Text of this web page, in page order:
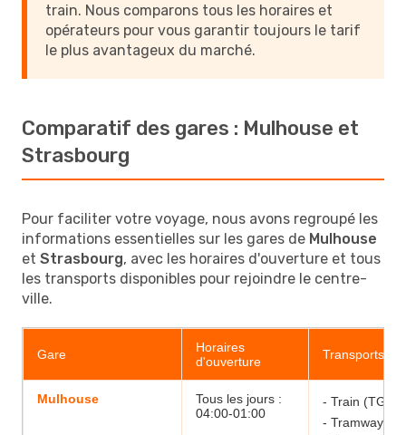
train. Nous comparons tous les horaires et
opérateurs pour vous garantir toujours le tarif
le plus avantageux du marché.
Comparatif des gares : Mulhouse et
Strasbourg
Pour faciliter votre voyage, nous avons regroupé les
informations essentielles sur les gares de Mulhouse
et Strasbourg, avec les horaires d'ouverture et tous
les transports disponibles pour rejoindre le centre-
ville.
Gare
Horaires
d'ouverture
Transports en
Mulhouse
Tous les jours :
04:00-01:00
- Train (TGV
- Tramway